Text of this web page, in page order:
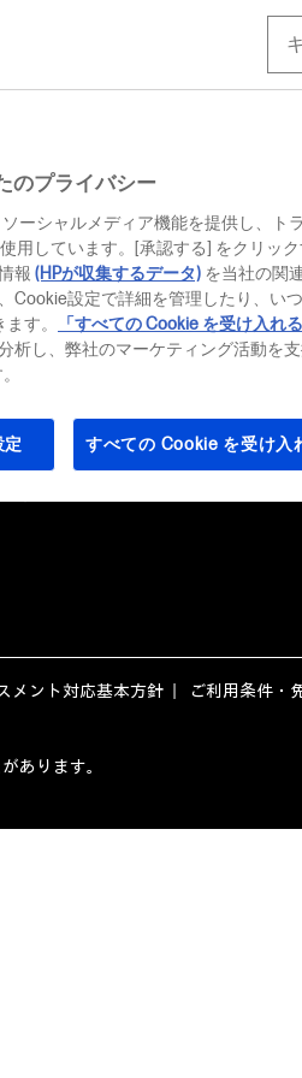
トラブルシューティング
チェック
HP Amplify
メント対応基本方針 ご利用条件・
あります。
のプライバシー
ーシャルメディア機能を提供し、ト
用しています。[承認する] をクリッ
報 (HPが収集するデータ) を当社の関
設定で詳細を管理したり、い
す。 「すべての Cookie を受け入れる
析し、弊社のマーケティング活動を
すべての Cookie を受け入